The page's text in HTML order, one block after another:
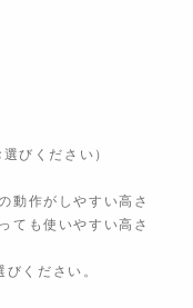
びください）
動作がしやすい高さ
ても使いやすい高さ
ください。